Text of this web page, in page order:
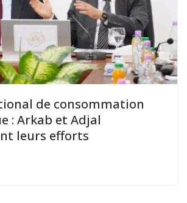
de consommation
: Arkab et Adjal
leurs efforts